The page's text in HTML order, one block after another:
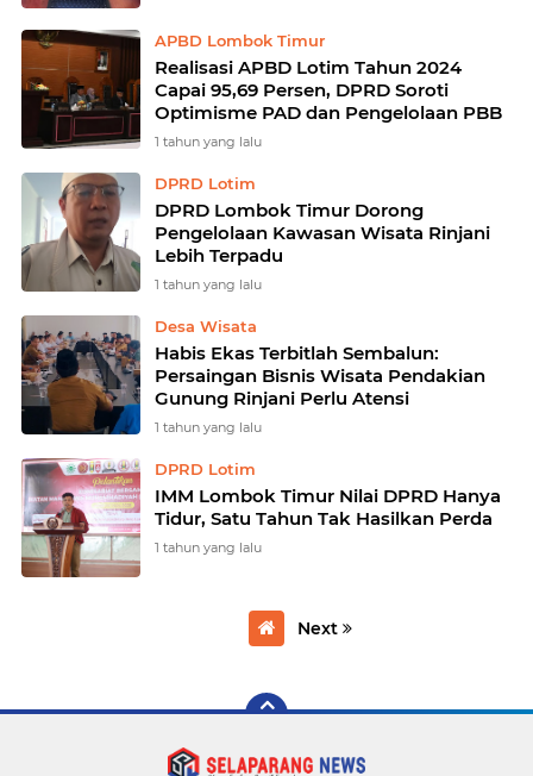
APBD Lombok Timur
Realisasi APBD Lotim Tahun 2024
Capai 95,69 Persen, DPRD Soroti
Optimisme PAD dan Pengelolaan PBB
1 tahun yang lalu
DPRD Lotim
DPRD Lombok Timur Dorong
Pengelolaan Kawasan Wisata Rinjani
Lebih Terpadu
1 tahun yang lalu
Desa Wisata
Habis Ekas Terbitlah Sembalun:
Persaingan Bisnis Wisata Pendakian
Gunung Rinjani Perlu Atensi
1 tahun yang lalu
DPRD Lotim
IMM Lombok Timur Nilai DPRD Hanya
Tidur, Satu Tahun Tak Hasilkan Perda
1 tahun yang lalu
Next